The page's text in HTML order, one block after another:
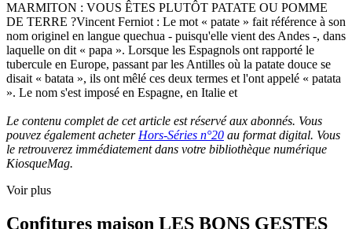
MARMITON : VOUS ÊTES PLUTÔT PATATE OU POMME
DE TERRE ?Vincent Ferniot : Le mot « patate » fait référence à son
nom originel en langue quechua - puisqu'elle vient des Andes -, dans
laquelle on dit « papa ». Lorsque les Espagnols ont rapporté le
tubercule en Europe, passant par les Antilles où la patate douce se
disait « batata », ils ont mêlé ces deux termes et l'ont appelé « patata
». Le nom s'est imposé en Espagne, en Italie et
Le contenu complet de cet article est réservé aux abonnés. Vous
pouvez également acheter Hors-Séries n°20 au format digital. Vous
le retrouverez immédiatement dans votre bibliothèque numérique
KiosqueMag.
Voir plus
Confitures maison LES BONS GESTES